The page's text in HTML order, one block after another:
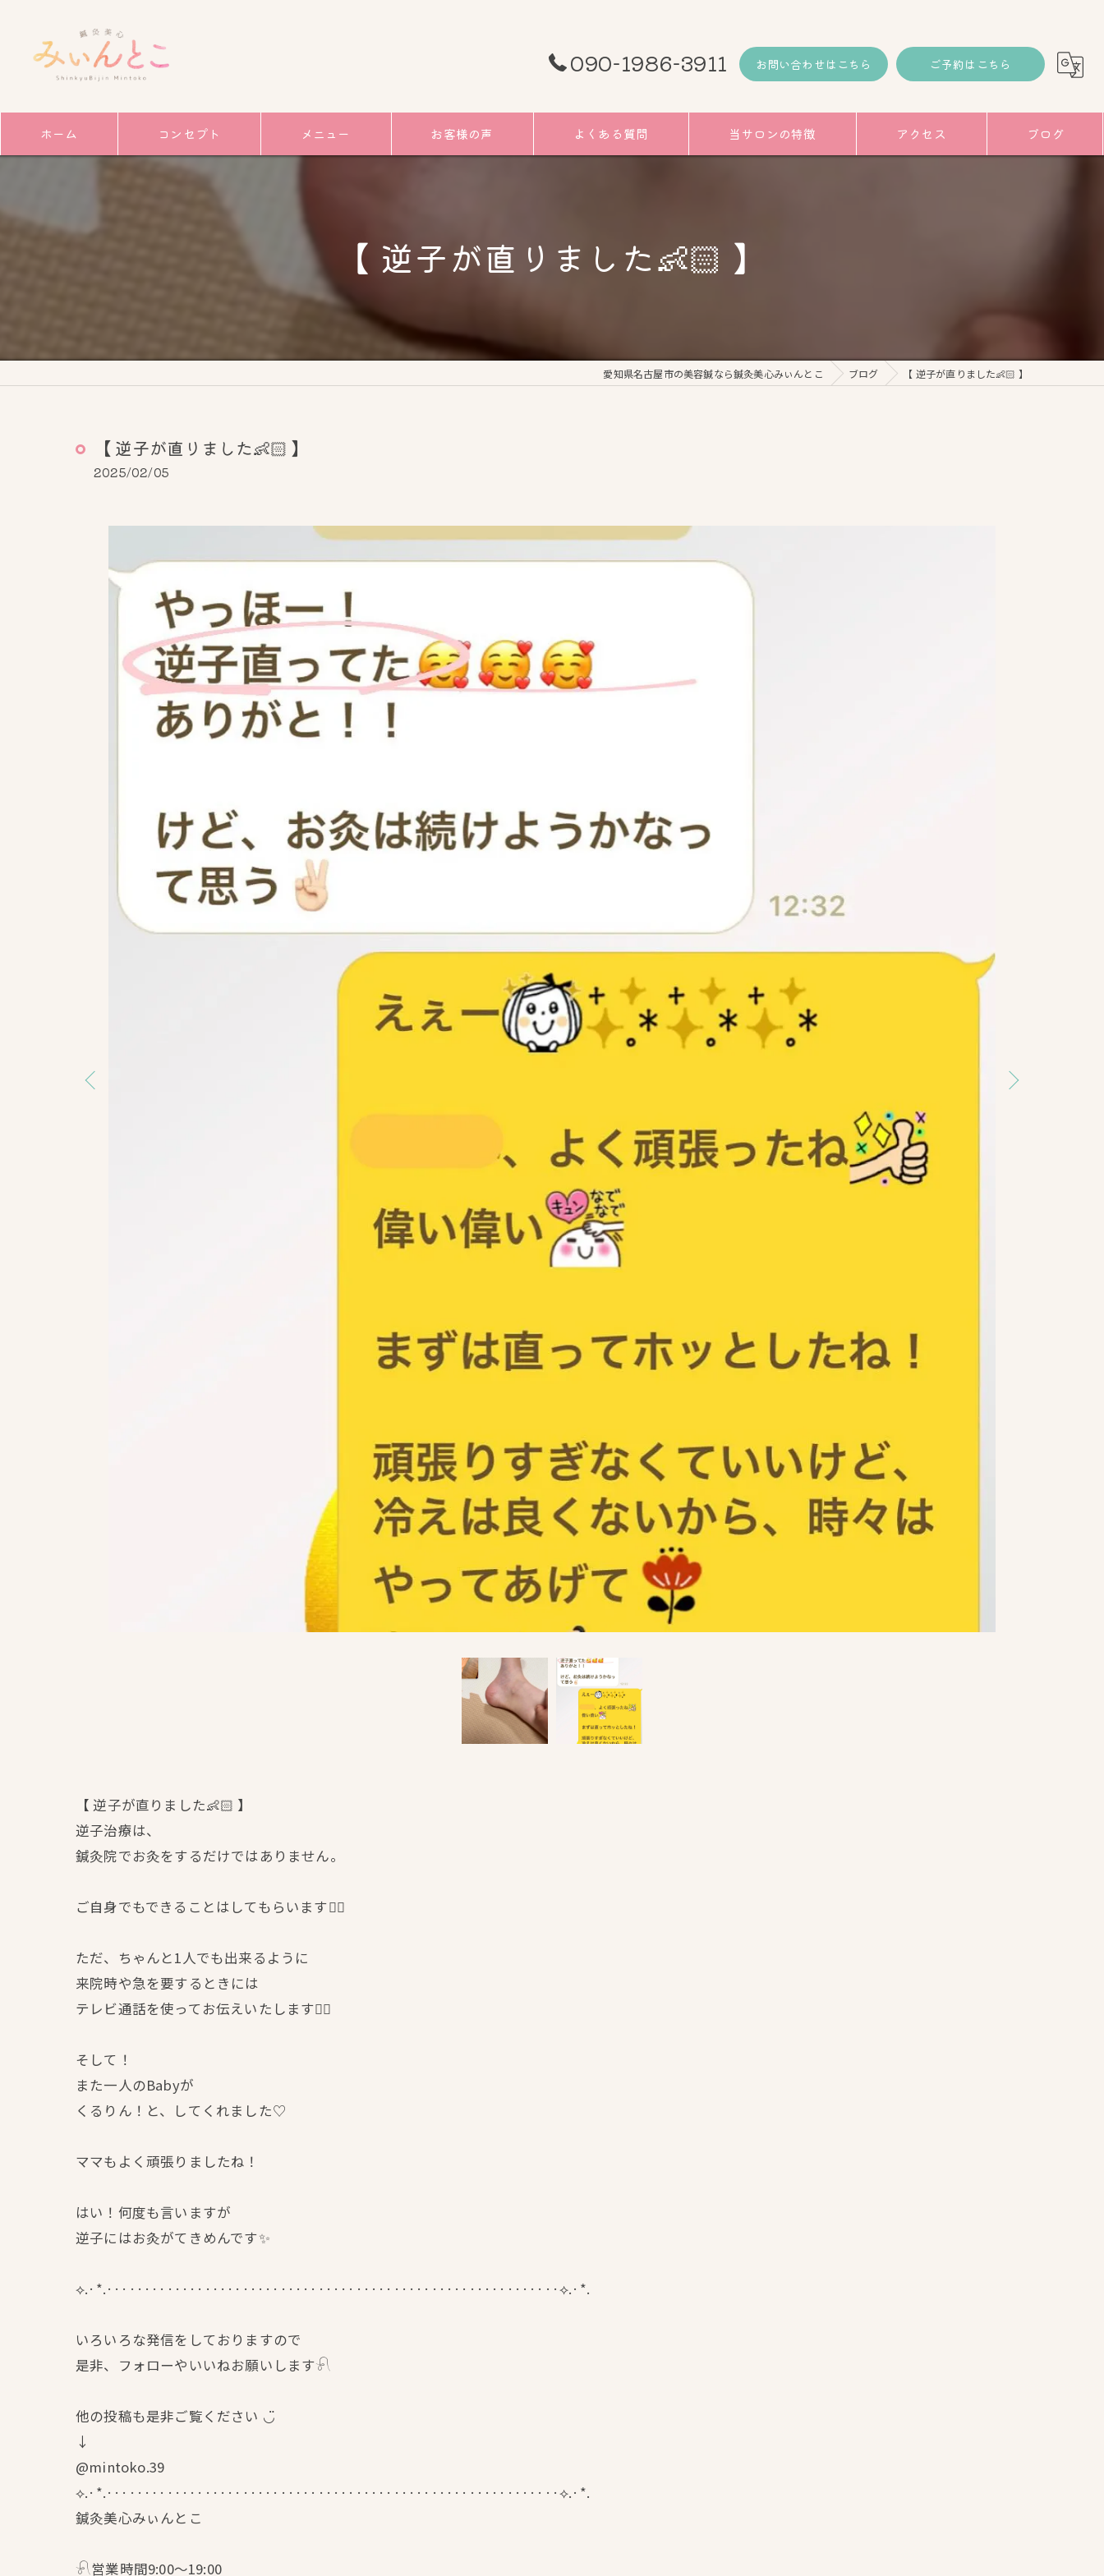
090-1986-3911 お問い合わせはこちら ご予約はこちら
ホーム コンセプト メニュー お客様の声 よくある質問 当サロンの特徴
小顔
アクセス ブログ
【 逆子が直りました👶🏻‪‪ 】
愛知県名古屋市の美容鍼なら鍼灸美心みぃんとこ ブログ 【 逆子が直りました👶🏻‪‪ 】
【 逆子が直りました👶🏻‪‪ 】
2025/02/05
【 逆子が直りました👶🏻‪‪ 】
逆子治療は、
鍼灸院でお灸をするだけではありません。
ご自身でもできることはしてもらいます👍🏻
ただ、ちゃんと1人でも出来るように
来院時や急を要するときには
テレビ通話を使ってお伝えいたします👍🏻
そして！
また一人のBabyが
くるりん！と、してくれました♡
ママもよく頑張りましたね！
はい！何度も言いますが
逆子にはお灸がてきめんです✨
⟡.·*.····························································⟡.·*.
いろいろな発信をしておりますので
是非、フォローやいいねお願いします𓍯
他の投稿も是非ご覧ください ◡̈
↓
@mintoko.39
⟡.·*.····························································⟡.·*.
鍼灸美心みぃんとこ
𓍯営業時間9:00〜19:00